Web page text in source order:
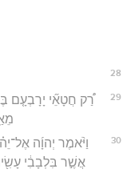
28
29
רַ֠ק חֲטָאֵ֞י יָרָבְעָ֤ם
30
וַיֹּ֨אמֶר יְהוָ֜ה
אֲשֶׁ֣ר בִּלְבָבִ֔י